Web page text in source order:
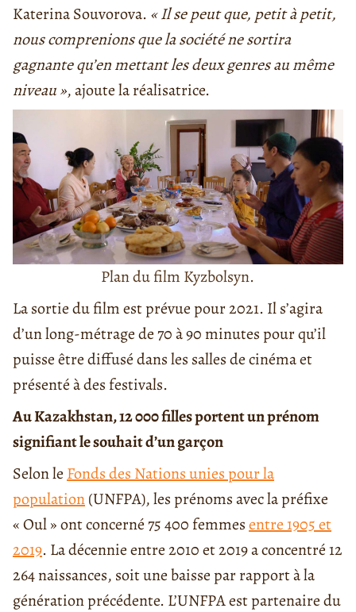
Katerina Souvorova. « Il se peut que, petit à petit,
nous comprenions que la société ne sortira
gagnante qu’en mettant les deux genres au même
niveau », ajoute la réalisatrice.
Plan du film Kyzbolsyn.
La sortie du film est prévue pour 2021. Il s’agira
d’un long-métrage de 70 à 90 minutes pour qu’il
puisse être diffusé dans les salles de cinéma et
présenté à des festivals.
Au Kazakhstan, 12 000 filles portent un prénom
signifiant le souhait d’un garçon
Selon leFonds des Nations unies pour la
population(UNFPA), les prénoms avec la préfixe
« Oul » ont concerné 75 400 femmesentre 1905 et
2019. La décennie entre 2010 et 2019 a concentré 12
264 naissances, soit une baisse par rapport à la
génération précédente. L’UNFPA est partenaire du